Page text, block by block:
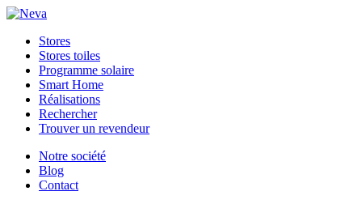
Stores
Stores toiles
Programme solaire
Smart Home
Réalisations
Rechercher
Trouver un revendeur
Notre société
Blog
Contact